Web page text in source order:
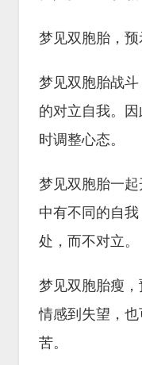
梦见双胞胎，预
梦见双胞胎战
的对立自我。
时调整心态。
梦见双胞胎一
中有不同的自
处，而不对立。
梦见双胞胎瘦
情感到失望，
苦。